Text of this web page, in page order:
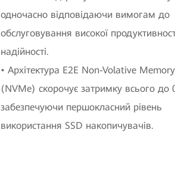
одночасно відповідаючи вимогам до
обслуговування високої
надійності.
• Архітектура E2E Non-Volative
(NVMe) скорочує затримку всього до
забезпечуючи першокласний рівень
використання SSD накопичувачів.